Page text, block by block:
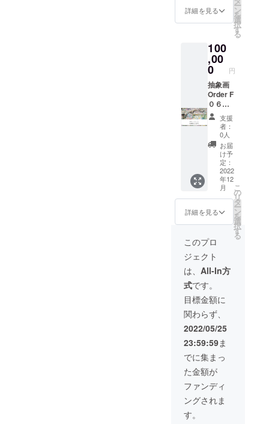
きだ」と感
キャンバス
に向き合
い、筆を走
らせる時間
は、自分の
心と向き合
う大切な時
間でもあり
2025年は、
もっと多く
の方に作品
を届けた
い。
そんな想い
から、今回
クラウド
ファンディ
ングに挑戦
することを
決めまし
た。
---
■ Webサイト
ら、備
考欄に
いしま
す。
バスを
きま
す。 サ
イズが
小さい
のでど
んな場
所にも
飾れる
世界に
一つの
インテ
リアに
なりま
す。 １
つより
も２つ
や３つ
など複
繋ぎ絵
模様が
繋がる
のでよ
り面白
い表現
ができ
るの
で、個
は複数
の注文
がおす
すめで
す。 も
ちろん
複数の
バスを
きま
す。 サ
イズが
小さい
のでど
んな場
所にも
飾れる
世界に
一つの
インテ
リアに
なりま
す。 １
つより
も２つ
や３つ
など複
繋ぎ絵
の様に
模様が
繋がる
のでよ
り面白
い表現
ができ
るの
で、個
人的に
は複数
の注文
がおす
すめで
す。 も
ちろん
複数の
白キャ
ンバス
色（お
色） 画
材（水
彩絵の
具、ア
クリル
絵の
具） 等
をを選
びいた
だけま
す。 ※
おまか
せで制
作もで
きま
す。 ２
０㎝正
方形の
キャン
バスを
ベース
に抽象
画を描
きま
す。 サ
イズが
小さい
のでど
んな場
所にも
飾れる
世界に
一つの
インテ
リアに
なりま
す。 １
つより
詳細を見る ー
ン
を
選
択
す
る
100
,00
0 円
抽象画
Order F
０６号
サイズ
サイズ
41㎝×３
１,８㎝
お選び
いただ
けるも
の 色
（お好
きな
色） 画
材（水
彩絵の
具、ア
クリル
絵の
具、油
絵具）
その他
画材
（木
材、
布、デ
ニム、
鉄、金
属、な
ど） 等
をを選
びいた
だけま
す。 ※
支援
者：
0人
お届
け予
定：
2022
年12
月
詳細を見る
こ
の
リ
タ
ー
ン
を
選
択
す
る
このプロ
ジェクト
は、 All-In方
式です。
目標金額に
関わらず、
2022/05/25
23:59:59ま
でに集まっ
た金額が
ファンディ
ングされま
す。